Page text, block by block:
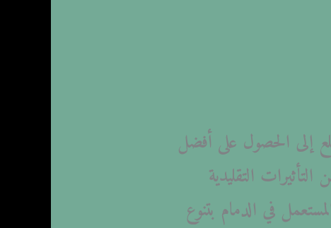
إلى الحصول على أفضل
التقليدية
في الدمام بتنوع